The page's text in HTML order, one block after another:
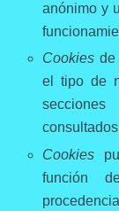
anónimo y
Cookies de
el tipo de
Cookies
función